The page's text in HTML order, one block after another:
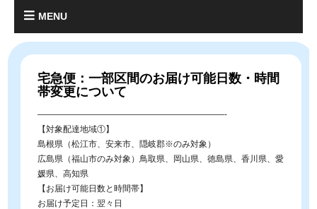
MENU
宅急便：一部区間のお届け可能日数・時間
帯変更について
——————————————————————-
【対象配達地域①】
島根県（松江市、安来市、隠岐郡※のみ対象）
広島県（福山市のみ対象）鳥取県、岡山県、徳島県、香川県、愛
媛県、高知県
【お届け可能日数と時間帯】
お届け予定日：翌々日